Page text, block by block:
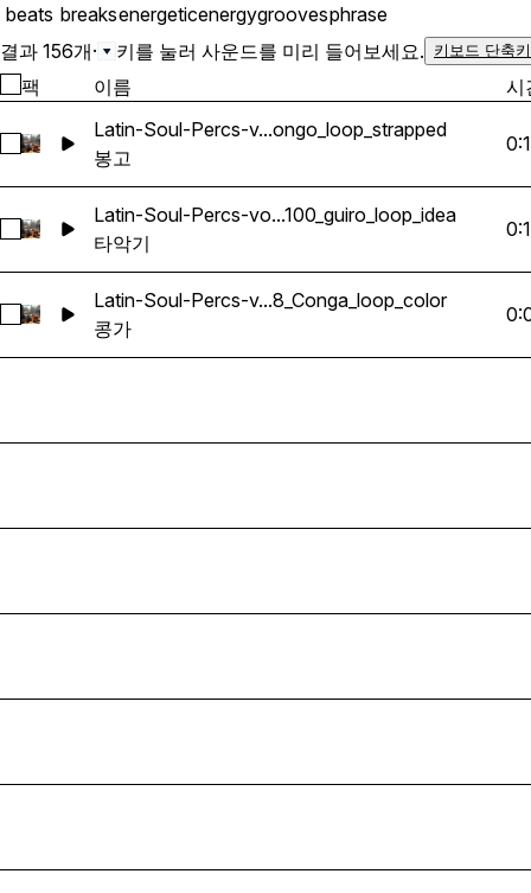
beats breaksenergeticenergygroovesphrase
결과 156개· 키를 눌러 사운드를 미리 들어보세요. 키보드 단축
팩 이름 시
Latin-Soul-Percs-vol-1_Rhythm-
Latin-Soul-Percs-v...ongo_loop_strapped
봉고
Latin-Soul-Percs-vol-1_Rhythm-
Latin-Soul-Percs-vo...100_guiro_loop_idea
타악기
Latin-Soul-Percs-vol-1_Rhythm-
Latin-Soul-Percs-v...8_Conga_loop_color
콩가